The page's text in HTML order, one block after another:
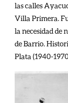
las calles
Villa Primera.
la necesidad de
de Barrio.
Plata (1940-